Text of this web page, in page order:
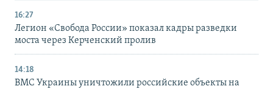
16:27
Легион «Свобода России» показал кадры разведки
моста через Керченский пролив
14:18
ВМС Украины уничтожили российские объекты на